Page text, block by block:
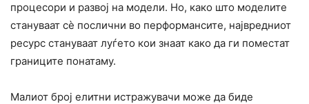
процесори и развој на модели. Но, како што моделите
стануваат сè послични во перформансите, највредниот
ресурс стануваат луѓето кои знаат како да ги поместат
границите понатаму.
Малиот број елитни истражувачи може да биде